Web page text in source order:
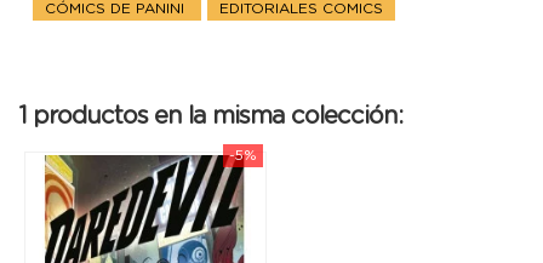
CÓMICS DE PANINI EDITORIALES COMICS
1 productos en la misma colección:
-5%